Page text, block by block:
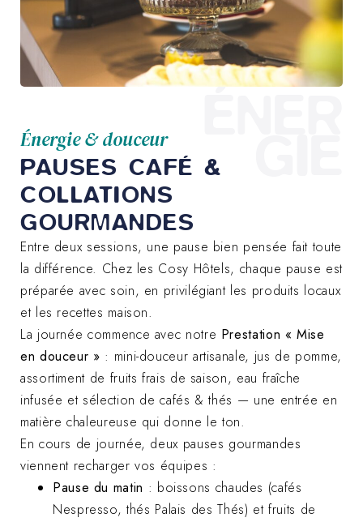
Énergie & douceur
PAUSES CAFÉ &
COLLATIONS
GOURMANDES
Entre deux sessions, une pause bien pensée fait toute
la différence. Chez les Cosy Hôtels, chaque pause est
préparée avec soin, en privilégiant les produits locaux
et les recettes maison.
La journée commence avec notre Prestation « Mise
en douceur » : mini-douceur artisanale, jus de pomme,
assortiment de fruits frais de saison, eau fraîche
infusée et sélection de cafés & thés — une entrée en
matière chaleureuse qui donne le ton.
En cours de journée, deux pauses gourmandes
viennent recharger vos équipes :
Pause du matin : boissons chaudes (cafés
Nespresso, thés Palais des Thés) et fruits de